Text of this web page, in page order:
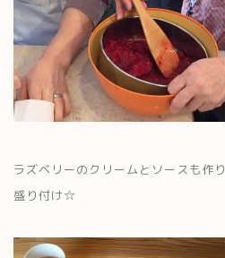
ラズベリーのクリームとソースも作り
盛り付け☆